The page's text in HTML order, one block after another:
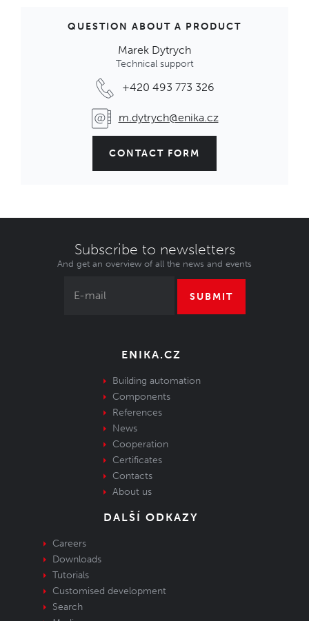
QUESTION ABOUT A PRODUCT
Marek Dytrych
Technical support
+420 493 773 326
m.dytrych@enika.cz
CONTACT FORM
Subscribe to newsletters
And get an overview of all the news and events
SUBMIT
ENIKA.CZ
Building automation
Components
References
News
Cooperation
Certificates
Contacts
About us
DALŠÍ ODKAZY
Careers
Downloads
Tutorials
Customised development
Search